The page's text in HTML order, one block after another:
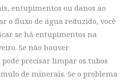
entupimentos ou danos ao
o fluxo de água reduzido, você
se há entupimentos na
Se não houver
precisar limpar os tubos
de minerais. Se o problema